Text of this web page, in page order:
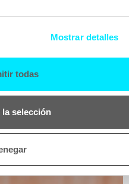
Mostrar detalles
todas
selección